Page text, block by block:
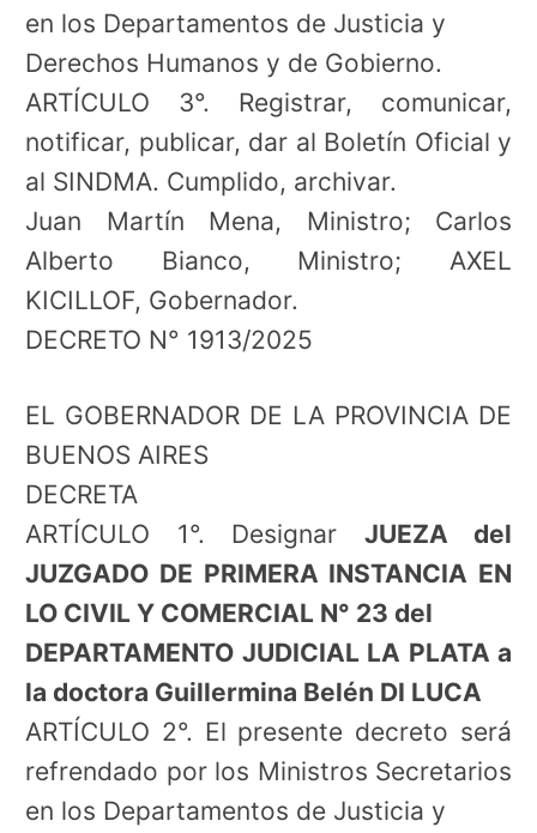
en los Departamentos de Justicia y
Derechos Humanos y de Gobierno.
ARTÍCULO 3°. Registrar, comunicar,
notificar, publicar, dar al Boletín Oficial y
al SINDMA. Cumplido, archivar.
Juan Martín Mena, Ministro; Carlos
Alberto Bianco, Ministro; AXEL
KICILLOF, Gobernador.
DECRETO N° 1913/2025
EL GOBERNADOR DE LA PROVINCIA DE
BUENOS AIRES
DECRETA
ARTÍCULO 1°. Designar JUEZA del
JUZGADO DE PRIMERA INSTANCIA EN
LO CIVIL Y COMERCIAL N° 23 del
DEPARTAMENTO JUDICIAL LA PLATA a
la doctora Guillermina Belén DI LUCA
ARTÍCULO 2°. El presente decreto será
refrendado por los Ministros Secretarios
en los Departamentos de Justicia y